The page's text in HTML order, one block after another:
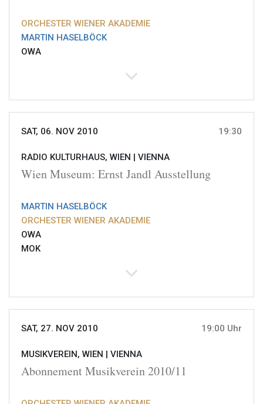
ORCHESTER WIENER AKADEMIE
MARTIN HASELBÖCK
OWA
SAT, 06. NOV 2010 19:30
RADIO KULTURHAUS, WIEN | VIENNA
Wien Museum: Ernst Jandl Ausstellung
MARTIN HASELBÖCK
ORCHESTER WIENER AKADEMIE
OWA
MOK
SAT, 27. NOV 2010 19:00 Uhr
MUSIKVEREIN, WIEN | VIENNA
Abonnement Musikverein 2010/11